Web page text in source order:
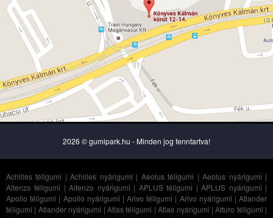
2026 © gumipark.hu - Minden jog fenntartva!
Achilles téligumi |Achilles nyárigumi | Aeolus téligumi |Aeolus nyárigumi |
Altenzo téligumi |Altenzo nyárigumi | APLUS téligumi |APLUS nyárigumi |
Apollo téligumi | Apollo nyárigumi |Arivo téligumi | Arivo nyárigumi |Atlander
téligumi | Atlander nyárigumi | Atlas téligumi |Atlas nyárigumi |Atturo téligumi |